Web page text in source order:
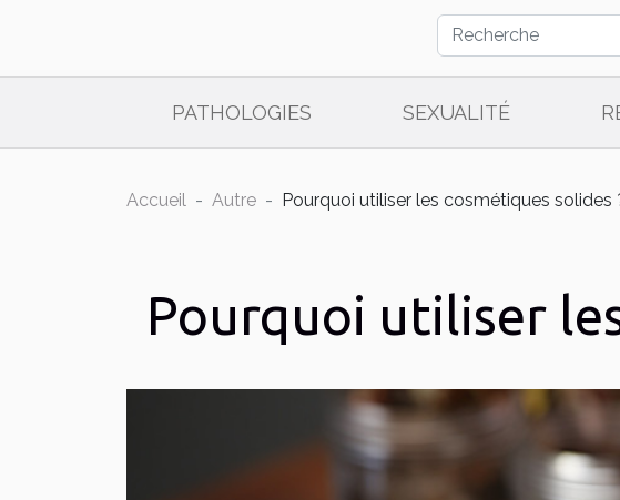
PATHOLOGIES SEXUALITÉ
Accueil Autre Pourquoi utiliser les cosmétiques solides
Pourquoi utiliser